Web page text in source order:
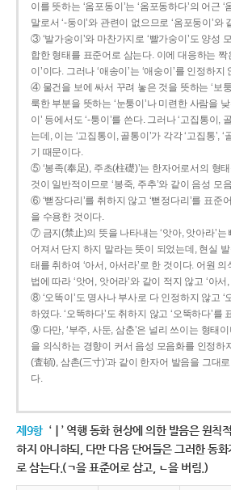
이를 뜻하는 ‘옴포동이’는 ‘옴포동하다’의 어근 ‘
말로서 ‘-둥이’와 관련이 없으므로 ‘옴포둥이’와
③ ‘발가숭이’와 마찬가지로 ‘빨가숭이’도 양성
합한 형태를 표준어로 삼는다. 이에 대응하는 짝
이’이다. 그러나 ‘애송이’는 ‘애숭이’를 인정하지
④ 물건을 보에 싸서 꾸려 놓은 것을 뜻하는 ‘보
룩한 부분을 뜻하는 ‘눈퉁이’나 미련한 사람을
이’ 등에서도 ‘-퉁이’를 쓴다. 그러나 ‘고집통이,
는데, 이는 ‘고집통이, 골통이’가 각각 ‘고집통’, ‘
기 때문이다.
⑤ ‘봉족(奉足), 주초(柱礎)’는 한자어로서의 형
것이 일반적이므로 ‘봉죽, 주추’와 같이 음성 모
⑥ ‘뻗장다리’를 취하지 않고 ‘뻗정다리’를 표준
을 수용한 것이다.
⑦ 금지(禁止)의 뜻을 나타내는 ‘앗아, 앗아라’는
어져서 단지 하지 말라는 뜻이 되었는데, 현실
태를 취하여 ‘아서, 아서라’로 한 것이다. 어원
법에 따라 ‘앗어, 앗어라’와 같이 적지 않고 ‘아
⑧ ‘오똑이’도 명사나 부사로 다 인정하지 않고 ‘
하였다. ‘오똑하다’도 취하지 않고 ‘오뚝하다’를
⑨ 다만, ‘부주, 사둔, 삼춘’은 널리 쓰이는 형태
을 의식하는 경향이 커서 음성 모음화를 인정하
(査頓), 삼촌(三寸)’과 같이 한자어 발음을 그대
다.
제9항 ‘ㅣ’ 역행 동화 현상에 의한 발음은 원칙
하지 아니하되, 다만 다음 단어들은 그러한 동화
로 삼는다.(ㄱ을 표준어로 삼고, ㄴ을 버림.)